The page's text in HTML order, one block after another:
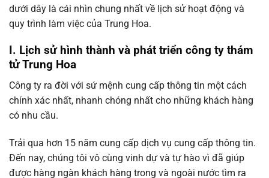
dưới dây là cái nhìn chung nhất về lịch sử hoạt động và
quy trình làm việc của Trung Hoa.
I. Lịch sử hình thành và phát triển công ty thám
tử Trung Hoa
Công ty ra đời với sứ mệnh cung cấp thông tin một cách
chính xác nhất, nhanh chóng nhất cho những khách hàng
có nhu cầu.
Trải qua hơn 15 năm cung cấp dịch vụ cung cấp thông tin.
Đến nay, chúng tôi vô cùng vinh dự và tự hào vì đã giúp
được hàng ngàn khách hàng trong và ngoài nước tìm ra